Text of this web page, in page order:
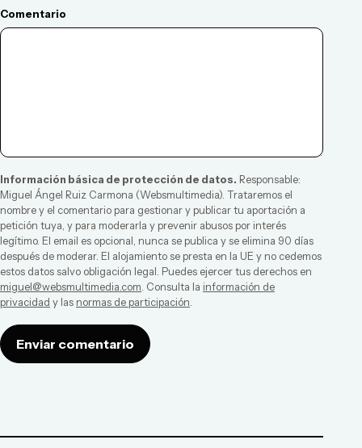
Comentario
Información básica de protección de datos. Responsable:
Miguel Ángel Ruiz Carmona (Websmultimedia). Trataremos el
nombre y el comentario para gestionar y publicar tu aportación a
petición tuya, y para moderarla y prevenir abusos por interés
legítimo. El email es opcional, nunca se publica y se elimina 90 días
después de moderar. El alojamiento se presta en la UE y no cedemos
estos datos salvo obligación legal. Puedes ejercer tus derechos en
miguel@websmultimedia.com. Consulta la información de
privacidad y las normas de participación.
Enviar comentario